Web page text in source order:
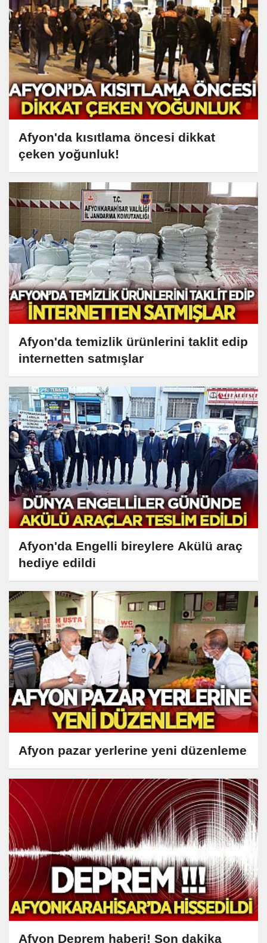
Afyon'da kısıtlama öncesi dikkat
çeken yoğunluk!
Afyon'da temizlik ürünlerini taklit edip
internetten satmışlar
Afyon'da Engelli bireylere Akülü araç
hediye edildi
Afyon pazar yerlerine yeni düzenleme
Afyon Deprem haberi! Son dakika